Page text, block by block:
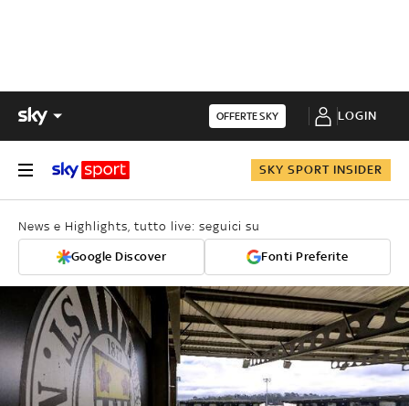
OFFERTE SKY LOGIN
SKY SPORT INSIDER
News e Highlights, tutto live: seguici su
Google Discover Fonti Preferite